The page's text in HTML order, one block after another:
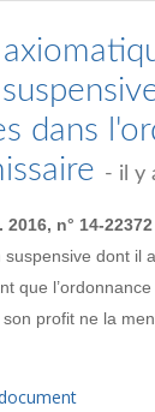
dans
- il y
n° 14-22372
dont il
que
profit ne la